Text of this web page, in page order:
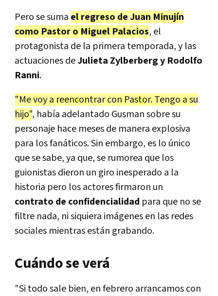
Pero se suma el regreso de Juan Minujín
como Pastor o Miguel Palacios, el
protagonista de la primera temporada, y las
actuaciones deJulieta Zylberberg y Rodolfo
Ranni.
"Me voy a reencontrar con Pastor. Tengo a su
hijo", había adelantado Gusman sobre su
personaje hace meses de manera explosiva
para los fanáticos. Sin embargo, es lo único
que se sabe, ya que, se rumorea que los
guionistas dieron un giro inesperado a la
historia pero los actores firmaron un
contrato de confidencialidad para que no se
filtre nada, ni siquiera imágenes en las redes
sociales mientras están grabando.
Cuándo se verá
"Si todo sale bien, en febrero arrancamos con